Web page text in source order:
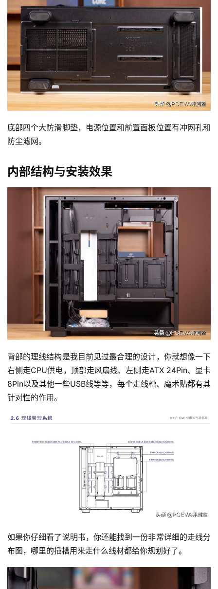
玩
巧
好
物
推
登录 注册
底部四个大防滑脚垫，电源位置和前置面板位置有冲网孔和
防尘滤网。
内部结构与安装效果
背部的理线结构是我目前见过最合理的设计，你就想像一下
右侧走CPU供电，顶部走风扇线、左侧走ATX 24Pin、显卡
8Pin以及其他一些USB线等等，每个走线槽、魔术贴都有其
针对性的作用。
如果你仔细看了说明书，你还能找到一份非常详细的走线分
布图，哪里的插槽用来走什么线材都给你规划好了。